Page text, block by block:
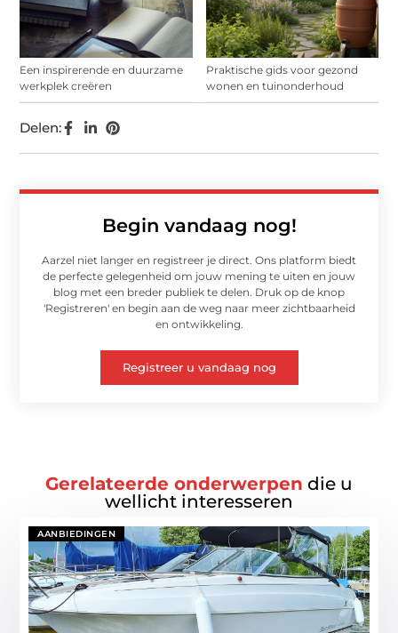
Een inspirerende en duurzame
werkplek creëren
Praktische gids voor gezond
wonen en tuinonderhoud
Begin vandaag nog!
Aarzel niet langer en registreer je direct. Ons platform biedt
de perfecte gelegenheid om jouw mening te uiten en jouw
blog met een breder publiek te delen. Druk op de knop
'Registreren' en begin aan de weg naar meer zichtbaarheid
en ontwikkeling.
Registreer u vandaag nog
Delen:
Gerelateerde onderwerpen die u
wellicht interesseren
AANBIEDINGEN